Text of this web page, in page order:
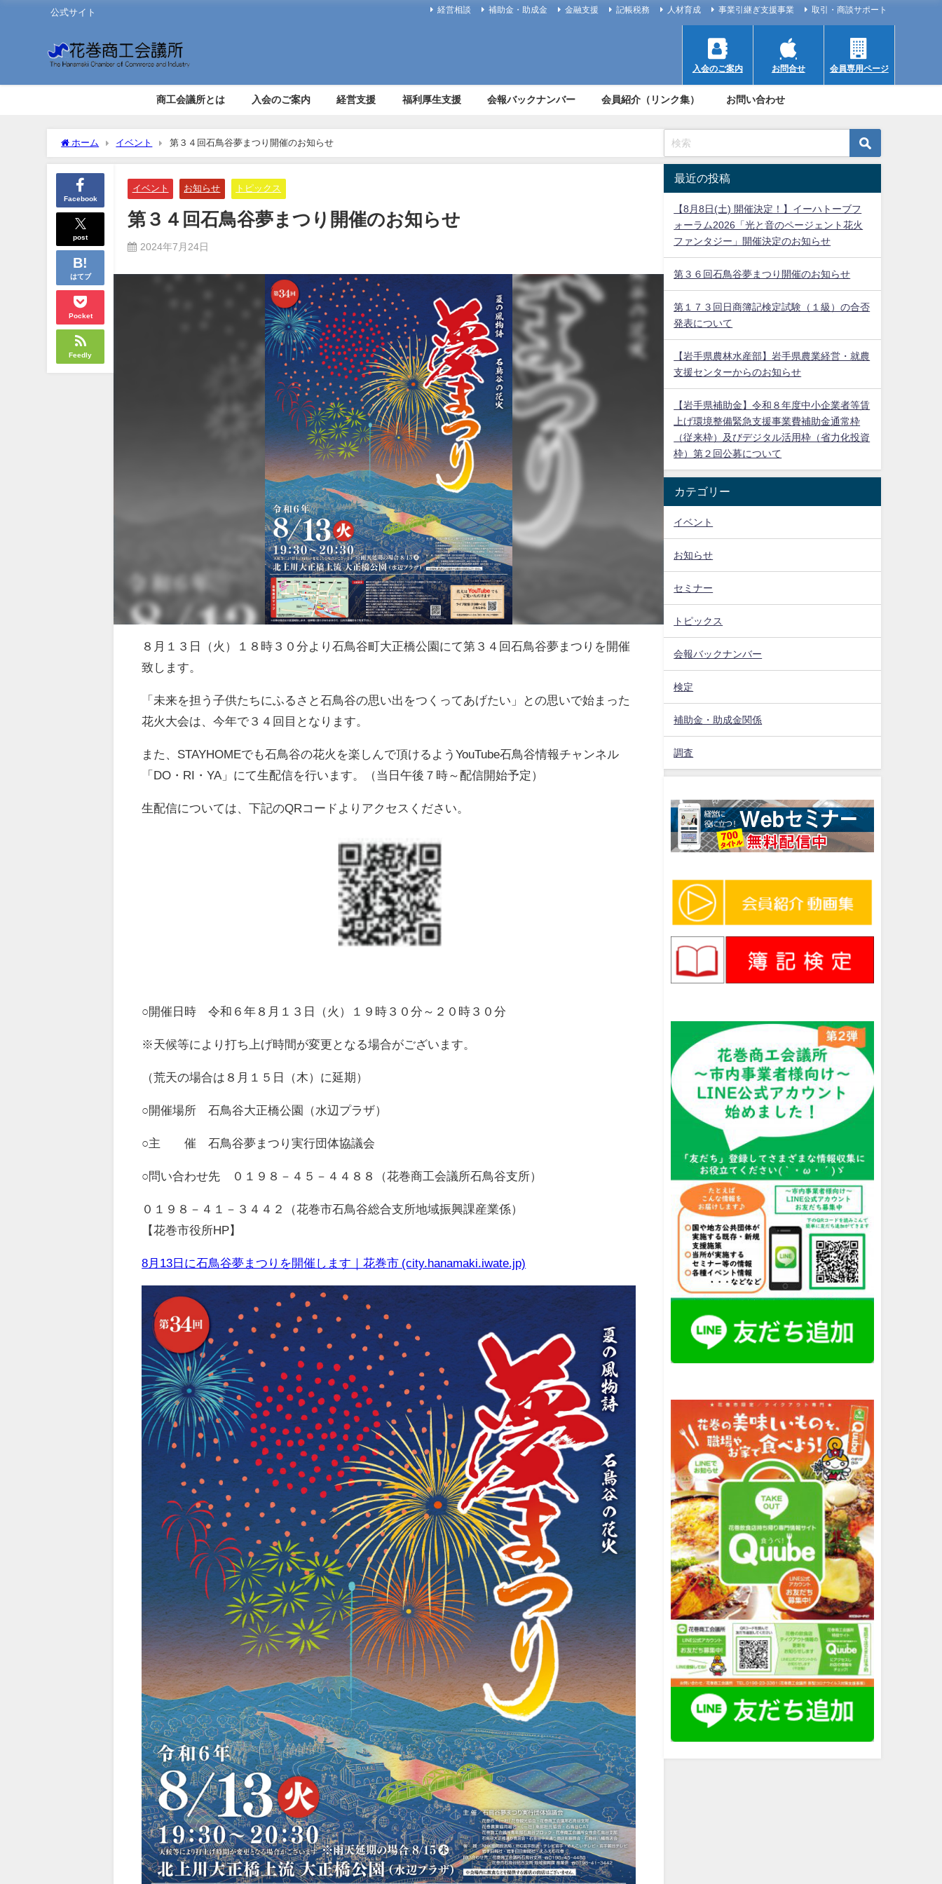
公式サイト 経営相談 補助金・助成金 金融支援 記帳税務 人材育成 事業引継ぎ支援事業 取引・商談サポート
入会のご案内 お問合せ 会員専用ページ
商工会議所とは 入会のご案内 経営支援 福利厚生支援 会報バックナンバー 会員紹介（リンク集） お問い合わせ
ホーム イベント 第３４回石鳥谷夢まつり開催のお知らせ
Facebook
post
はてブ
Pocket
Feedly
イベント お知らせ トピックス
第３４回石鳥谷夢まつり開催のお知らせ
2024年7月24日
８月１３日（火）１８時３０分より石鳥谷町大正橋公園にて第３４回石鳥谷夢まつりを開催
致します。
「未来を担う子供たちにふるさと石鳥谷の思い出をつくってあげたい」との思いで始まった
花火大会は、今年で３４回目となります。
また、STAYHOMEでも石鳥谷の花火を楽しんで頂けるようYouTube石鳥谷情報チャンネル
「DO・RI・YA」にて生配信を行います。（当日午後７時～配信開始予定）
生配信については、下記のQRコードよりアクセスください。
○開催日時 令和６年８月１３日（火）１９時３０分～２０時３０分
※天候等により打ち上げ時間が変更となる場合がございます。
（荒天の場合は８月１５日（木）に延期）
○開催場所 石鳥谷大正橋公園（水辺プラザ）
○主 催 石鳥谷夢まつり実行団体協議会
○問い合わせ先 ０１９８－４５－４４８８（花巻商工会議所石鳥谷支所）
０１９８－４１－３４４２（花巻市石鳥谷総合支所地域振興課産業係）
【花巻市役所HP】
8月13日に石鳥谷夢まつりを開催します｜花巻市 (city.hanamaki.iwate.jp)
最近の投稿
【8月8日(土) 開催決定！】イーハトーブフ
ォーラム2026「光と音のページェント花火
ファンタジー」開催決定のお知らせ
第３６回石鳥谷夢まつり開催のお知らせ
第１７３回日商簿記検定試験（１級）の合否
発表について
【岩手県農林水産部】岩手県農業経営・就農
支援センターからのお知らせ
【岩手県補助金】令和８年度中小企業者等賃
上げ環境整備緊急支援事業費補助金通常枠
（従来枠）及びデジタル活用枠（省力化投資
枠）第２回公募について
カテゴリー
イベント
お知らせ
セミナー
トピックス
会報バックナンバー
検定
補助金・助成金関係
調査